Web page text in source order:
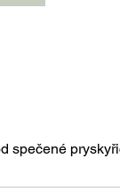
spečené